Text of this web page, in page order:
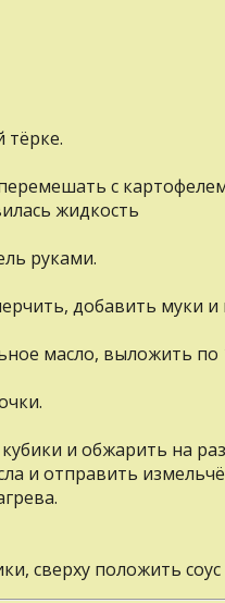
тёрке.
с
жидкость
руками.
добавить муки
масло, выложить
и обжарить на
и отправить
сверху положить